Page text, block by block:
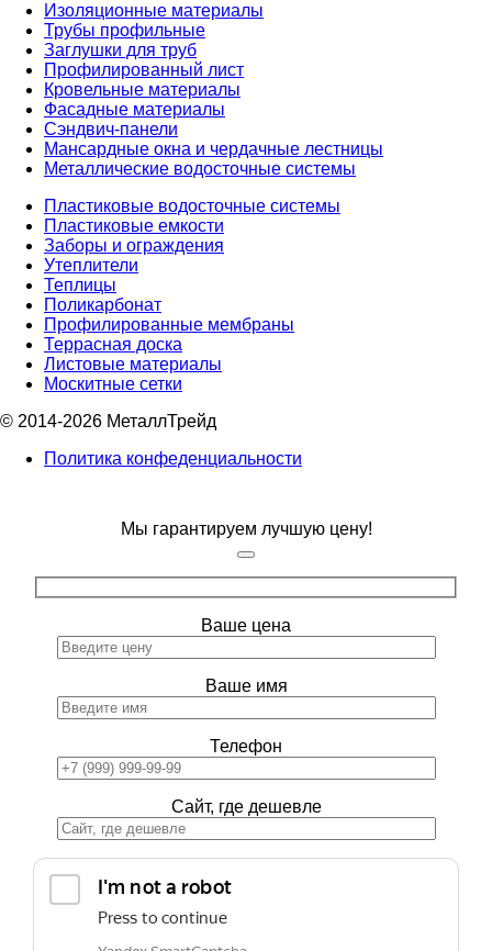
Изоляционные материалы
Трубы профильные
Заглушки для труб
Профилированный лист
Кровельные материалы
Фасадные материалы
Сэндвич-панели
Мансардные окна и чердачные лестницы
Металлические водосточные системы
Пластиковые водосточные системы
Пластиковые емкости
Заборы и ограждения
Утеплители
Теплицы
Поликарбонат
Профилированные мембраны
Террасная доска
Листовые материалы
Москитные сетки
© 2014-2026 МеталлТрейд
Политика конфеденциальности
Мы гарантируем лучшую цену!
Ваше цена
Ваше имя
Телефон
Сайт, где дешевле